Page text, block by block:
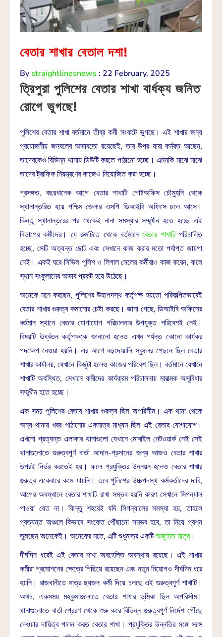
বেতার শাখার বেতাল দশা!
Bystraightlinesnews : 22 February, 2025
ত্রিপুরা পুলিশের বেতার শাখা বার্ধক্য জনিত
রোগে ভুগছে!
পুলিশের বেতার শাখা বর্তমানে তীব্র কর্মী সংকটে ভুগছে। এই শাখার জন্য
প্রয়োজনীয় জনবলের অভাবতো রয়েছেই, তার উপর যারা কর্মরত আছেন,
তাদেরকেও বিভিন্ন থানায় ডিউটি করতে পাঠানো হচ্ছে। এমনকি মাঝে মাঝে
তাদের ট্রাফিক নিয়ন্ত্রণের কাজেও নিয়োজিত করা হচ্ছে।
প্রসঙ্গত, বছরখানেক আগে বেতার শাখাটি পোষ্টঅফিস চৌমুহনি থেকে
স্থানান্তরিত হয়ে পশ্চিম জেলার এসপি ডিআইবি অফিসে চলে আসে।
কিন্তু স্থানান্তরের পর থেকেই নানা সমস্যার সম্মুখীন হতে হচ্ছে এই
বিভাগের কর্মীদের। যে রুমটিতে থেকে বর্তমানেবেতার শাখাটিপরিচালিত
হচ্ছে, সেটি অত্যন্ত ছোট এবং সেখানে কাজ করার মতো পর্যাপ্ত জায়গা
নেই। একই ঘরে সিভিল পুলিশ ও লিগাল সেলের কর্মীরাও কাজ করেন, ফলে
স্থান সংকুলানের অভাব প্রকট হয়ে উঠেছে।
অনেকে মনে করছেন, পুলিশের উচ্চপদস্থ কর্তৃপক্ষ হয়তো পরিকল্পিতভাবেই
বেতার শাখার গুরুত্ব কমানোর চেষ্টা করছে। জানা গেছে, ডিআইবি অফিসের
বর্তমান স্থানে বেতার যোগাযোগ পরিচালনার উপযুক্ত পরিবেশই নেই।
বিষয়টি ঊর্ধ্বতন কর্তৃপক্ষকে জানানো হলেও এখন পর্যন্ত কোনো কার্যকর
পদক্ষেপ নেওয়া হয়নি। এর আগে বড়দোয়ালি স্কুলের পেছনে ছিল বেতার
শাখার কার্যালয়, যেখানে কিছুটা হলেও কাজের পরিবেশ ছিল। বর্তমানে যেখানে
শাখাটি অবস্থিত, সেখানে কর্মীদের কার্যক্রম পরিচালনায় মারাত্মক অসুবিধার
সম্মুখীন হতে হচ্ছে।
এক সময় পুলিশের বেতার শাখার গুরুত্ব ছিল অপরিসীম। এক থানা থেকে
অন্য থানায় খবর পাঠানোর একমাত্র মাধ্যম ছিল এই বেতার যোগাযোগ।
এখনো প্রত্যন্ত এলাকার থানাগুলো যেখানে মোবাইল নেটওয়ার্ক নেই সেই
থানাগুলোতে গুরুত্বপূর্ণ বার্তা আদান-প্রদানের জন্য আজও বেতার শাখার
উপরই নির্ভর করতেই হয়। ফলে প্রযুক্তির উন্নয়ন হলেও বেতার শাখার
গুরুত্ব একেবারে কমে যায়নি। তবে পুলিশের উচ্চপদস্থ কর্মকর্তাদের দাবি,
আগের অবস্থানে বেতার শাখাটি রাখা সম্ভব হয়নি কারণ সেখানে সিগন্যাল
পাওয়া যেত না। কিন্তু শহরেই যদি সিগন্যালের সমস্যা হয়, তাহলে
প্রত্যন্ত অঞ্চলে কিভাবে সংকেত পৌঁছানো সম্ভব হবে, তা নিয়ে প্রশ্ন
তুলছেন অনেকেই। অনেকের মতে, এটি শুধুমাত্র একটিঅজুহাত মাত্র।
দীর্ঘদিন ধরেই এই বেতার শাখা অবহেলিত অবস্থায় রয়েছে। এই শাখার
কর্মীরা প্রমোশনের ক্ষেত্রে পিছিয়ে রয়েছেন এবং নতুন নিয়োগও দীর্ঘদিন ধরে
হয়নি। রাজধানীতে মাত্র ছয়জন কর্মী দিয়ে চলছে এই গুরুত্বপূর্ণ শাখাটি।
অথচ, একসময় মহকুমাগুলোতে বেতার শাখার ভূমিকা ছিল অপরিসীম।
থানাগুলোতে বার্তা প্রেরণ থেকে শুরু করে বিভিন্ন গুরুত্বপূর্ণ নির্দেশ পৌঁছে
দেওয়ার দায়িত্ব পালন করত বেতার শাখা। প্রযুক্তির উন্নতির সঙ্গে সঙ্গে